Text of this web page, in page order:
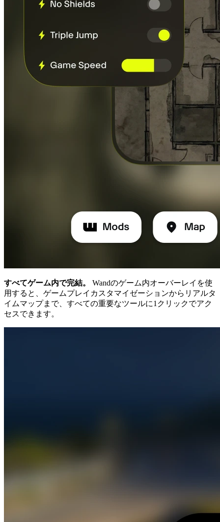
すべてゲーム内で完結。
Wandのゲーム内オーバーレイを使
用すると、ゲームプレイカスタマイゼーションからリアルタ
イムマップまで、すべての重要なツールに1クリックでアク
セスできます。